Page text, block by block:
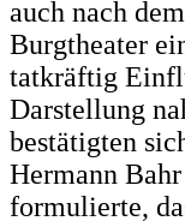
auch nach
Burgtheater
tatkräftig
Darstellung
bestätigten
Hermann
formulierte,